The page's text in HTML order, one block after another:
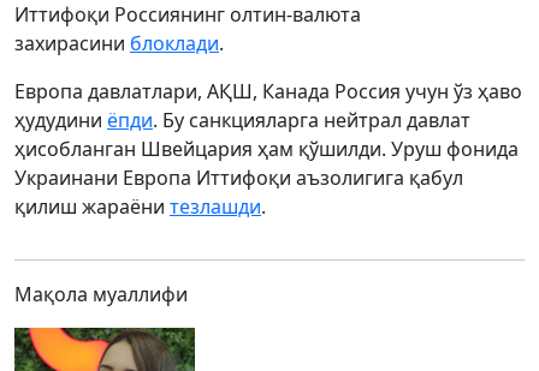
Иттифоқи Россиянинг олтин-валюта
захирасини блоклади.
Европа давлатлари, АҚШ, Канада Россия учун ўз ҳаво
ҳудудини ёпди. Бу санкцияларга нейтрал давлат
ҳисобланган Швейцария ҳам қўшилди. Уруш фонида
Украинани Европа Иттифоқи аъзолигига қабул
қилиш жараёни тезлашди.
Мақола муаллифи